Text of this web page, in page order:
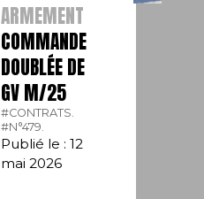
ARMEMENT
COMMANDE
DOUBLÉE DE
GV M/25
#CONTRATS.
#N°479.
Publié le : 12
mai 2026